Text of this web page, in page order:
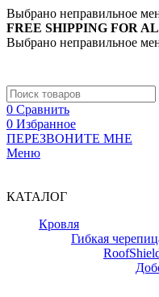
Выбрано неправильное
FREE SHIPPING FOR
Выбрано неправильное
0 Сравнить
0 Избранное
ПЕРЕЗВОНИТЕ МНЕ
Меню
КАТАЛОГ
Кровля
Гибкая